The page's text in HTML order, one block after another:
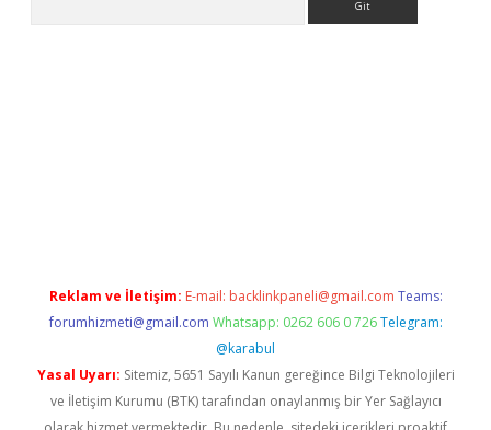
Reklam ve İletişim: E-mail: backlinkpaneli@gmail.com Teams:
forumhizmeti@gmail.com Whatsapp: 0262 606 0 726 Telegram:
@karabul
Yasal Uyarı: Sitemiz, 5651 Sayılı Kanun gereğince Bilgi Teknolojileri
ve İletişim Kurumu (BTK) tarafından onaylanmış bir Yer Sağlayıcı